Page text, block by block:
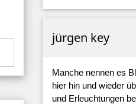
jürgen key
Manche nennen es
hier hin und wieder
und Erleuchtungen